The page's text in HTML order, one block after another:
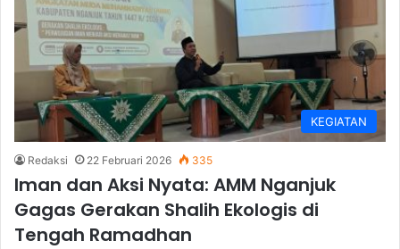
KEGIATAN
Redaksi 22 Februari 2026 335
Iman dan Aksi Nyata: AMM Nganjuk
Gagas Gerakan Shalih Ekologis di
Tengah Ramadhan